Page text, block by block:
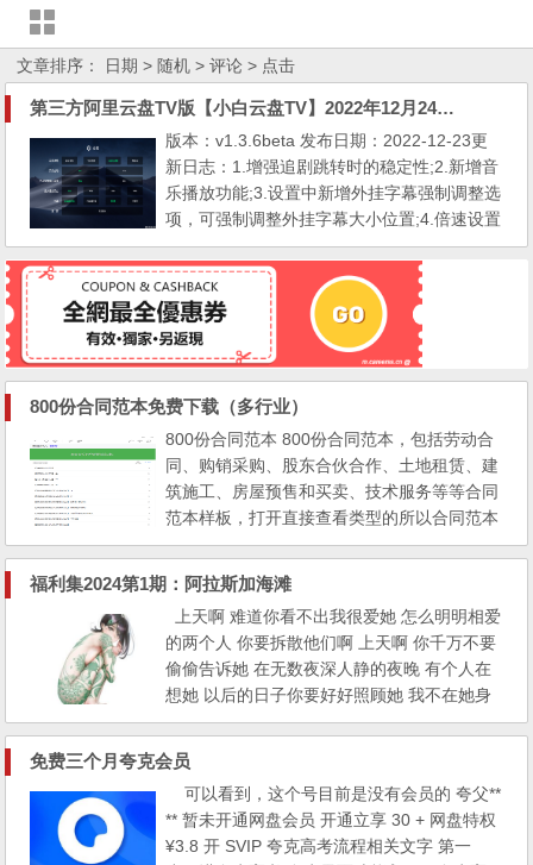
文章排序： 日期 > 随机 > 评论 > 点击
第三方阿里云盘TV版【小白云盘TV】2022年12月24日更新
版本：v1.3.6beta 发布日期：2022-12-23更
新日志：1.增强追剧跳转时的稳定性;2.新增音
乐播放功能;3.设置中新增外挂字幕强制调整选
项，可强制调整外挂字幕大小位置;4.倍速设置
在程序退出前全局时生效;5.有多音轨时，默认
选择英文或原音;6.浏览界面新增播放按钮，自
动播放排序靠前的视频;7.优化一些设备上画面
卡顿掉帧的问题;8.优化显示缩放模式。 下载
地址： 亲，为防止被河蟹和采集内容做隐藏...
800份合同范本免费下载（多行业）
800份合同范本 800份合同范本，包括劳动合
同、购销采购、股东合伙合作、土地租赁、建
筑施工、房屋预售和买卖、技术服务等等合同
范本样板，打开直接查看类型的所以合同范本
模板，选中即可直接下载，无需登录注册。
【劳动合同】 【劳动合同】2 【劳动合同】3
【劳动合同】4 【购销采购买卖协议】1 【购
销采购买卖协议】2 【购销采购买卖协议】建
材购销 【购销采购买卖协议】...
福利集2024第1期：阿拉斯加海滩
上天啊 难道你看不出我很爱她 怎么明明相爱
的两个人 你要拆散他们啊 上天啊 你千万不要
偷偷告诉她 在无数夜深人静的夜晚 有个人在
想她 以后的日子你要好好照顾她 我不在她身
旁你不能欺负她 别再让人走进她心里 最后却
又离开她 因为我不愿再看她流泪啦 上天啊 你
是不是在偷偷看笑话 明知我还没能力保护她
让我们相遇啊 上天啊 她最近是否不再失眠啦
愿世间温情化作一缕风 代替我拥抱她 以后的
日子你...
免费三个月夸克会员
可以看到，这个号目前是没有会员的 夸父**
** 暂未开通网盘会员 开通立享 30 + 网盘特权
¥3.8 开 SVIP 夸克高考流程相关文字 第一